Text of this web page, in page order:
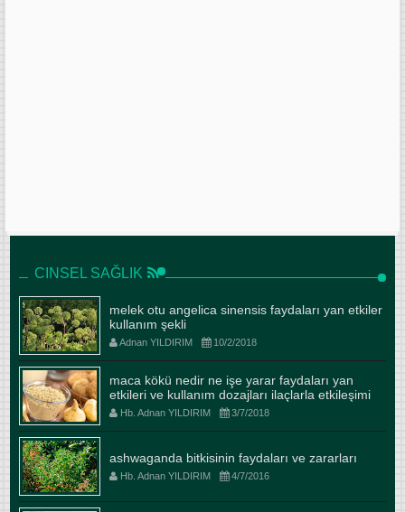
CINSEL SAĞLIK
melek otu angelica sinensis faydaları yan etkiler
kullanım şekli
Adnan YILDIRIM 10/2/2018
maca kökü nedir ne işe yarar faydaları yan
etkileri ve kullanım dozajları ilaçlarla etkileşimi
Hb. Adnan YILDIRIM 3/7/2018
ashwaganda bitkisinin faydaları ve zararları
Hb. Adnan YILDIRIM 4/7/2016